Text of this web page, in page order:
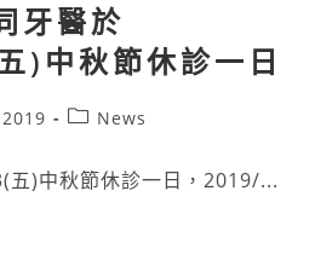
牙醫於
中秋節休診一日
News
)中秋節休診一日，2019/...